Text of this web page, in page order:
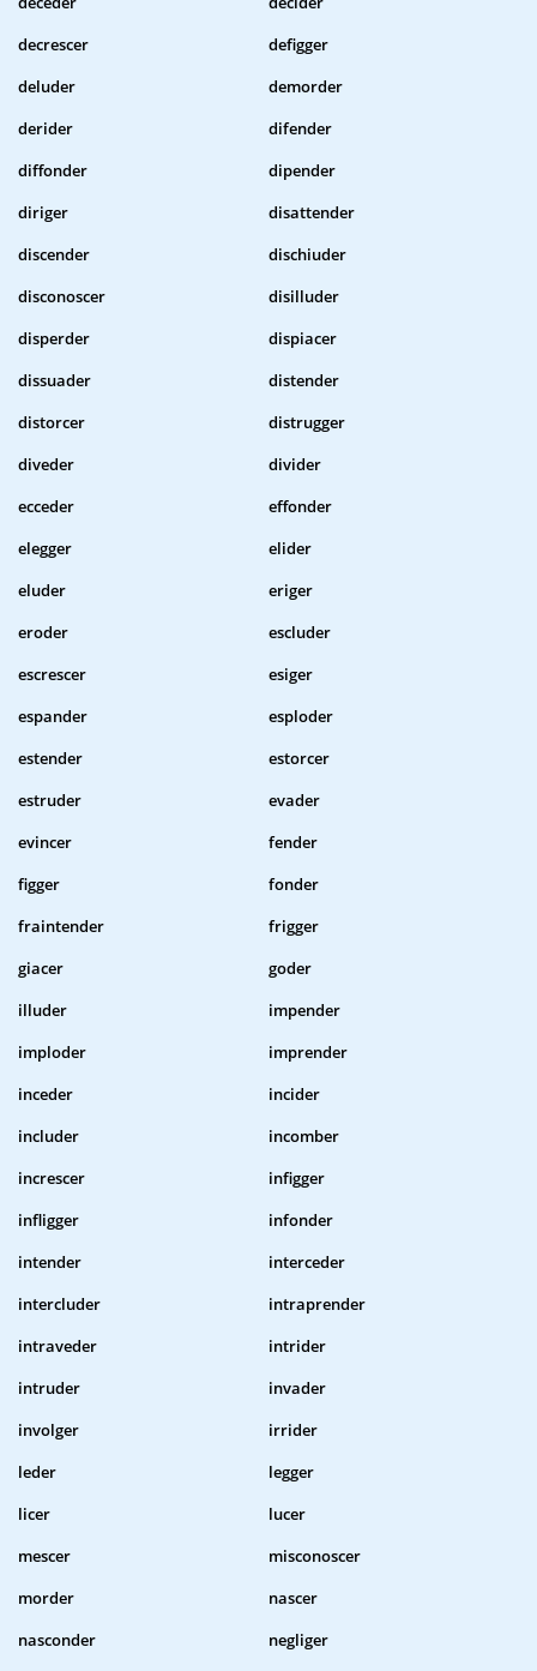
decrescer
defigger
deluder
demorder
derider
difender
diffonder
dipender
diriger
disattender
discender
dischiuder
disconoscer
disilluder
disperder
dispiacer
dissuader
distender
distorcer
distrugger
diveder
divider
ecceder
effonder
elegger
elider
eluder
eriger
eroder
escluder
escrescer
esiger
espander
esploder
estender
estorcer
estruder
evader
evincer
fender
figger
fonder
fraintender
frigger
giacer
goder
illuder
impender
imploder
imprender
inceder
incider
includer
incomber
increscer
infigger
infligger
infonder
intender
interceder
intercluder
intraprender
intraveder
intrider
intruder
invader
involger
irrider
leder
legger
licer
lucer
mescer
misconoscer
morder
nascer
nasconder
negliger